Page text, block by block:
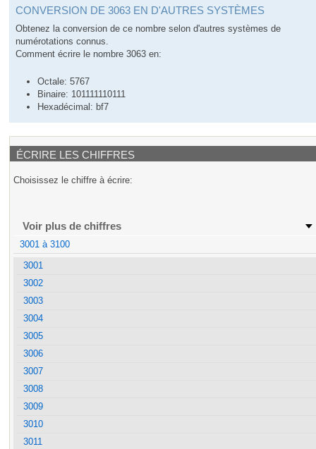
CONVERSION DE 3063 EN D'AUTRES SYSTÈMES
Obtenez la conversion de ce nombre selon d'autres systèmes de
numérotations connus.
Comment écrire le nombre 3063 en:
Octale: 5767
Binaire: 101111110111
Hexadécimal: bf7
ÉCRIRE LES CHIFFRES
Choisissez le chiffre à écrire:
Voir plus de chiffres
3001 à 3100
3001
3002
3003
3004
3005
3006
3007
3008
3009
3010
3011